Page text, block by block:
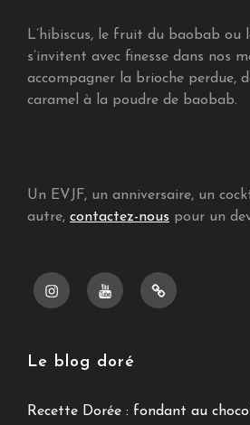
L’hibiscus, le fruit du baobab ou
s’invitent avec finesse dans nos
accompagner la brioche perdue,
caramel à la poudre de baobab.
Un EVJF, un anniversaire, un
autre, contactez-nous pour un
InstragramYoutubePinterest
Le blog doré
Recette Dorée : fondant au